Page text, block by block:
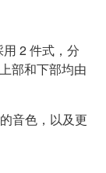
2 件式，分
部和下部均由
音色，以及更